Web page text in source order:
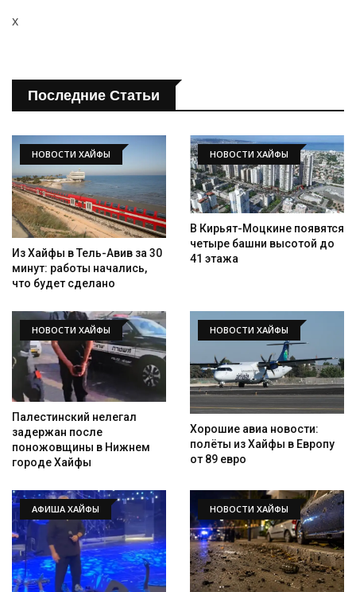
x
Последние Статьи
НОВОСТИ ХАЙФЫ
Из Хайфы в Тель-Авив за 30
минут: работы начались,
что будет сделано
НОВОСТИ ХАЙФЫ
В Кирьят-Моцкине появятся
четыре башни высотой до
41 этажа
НОВОСТИ ХАЙФЫ
Палестинский нелегал
задержан после
поножовщины в Нижнем
городе Хайфы
НОВОСТИ ХАЙФЫ
Хорошие авиа новости:
полёты из Хайфы в Европу
от 89 евро
АФИША ХАЙФЫ НОВОСТИ ХАЙФЫ